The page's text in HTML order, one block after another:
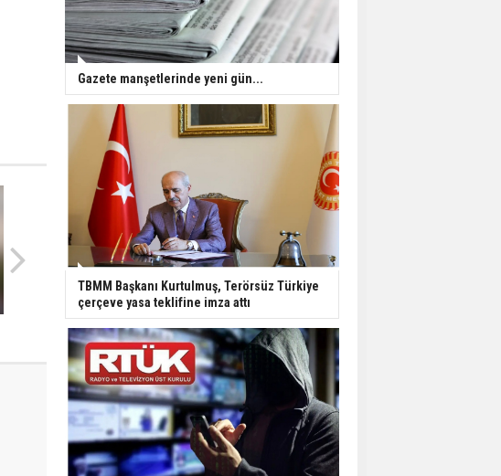
Gazete manşetlerinde yeni gün...
TBMM Başkanı Kurtulmuş, Terörsüz Türkiye
çerçeve yasa teklifine imza attı